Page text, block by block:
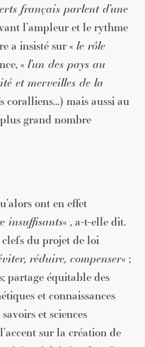
français parlent d’une
l’ampleur et le rythme
a insisté sur « le rôle
« l’un des pays au
et merveilles de la
coralliens…) mais aussi au
grand nombre
ont en effet
insuffisants« , a-t-elle dit.
du projet de loi
réduire, compenser« ;
partage équitable des
et connaissances
et sciences
sur la création de